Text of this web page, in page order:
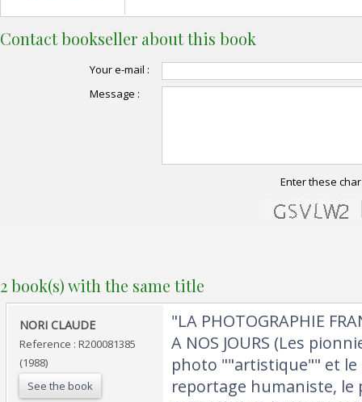
Contact bookseller about this book
Your e-mail :
Message :
Enter these
2 book(s) with the same title
‎NORI CLAUDE‎
Reference : R200081385
(1988)
See the book
‎"LA PHOTOGRAPHIE
A NOS JOURS (Les
photo ""artistique"" et le
reportage humaniste,